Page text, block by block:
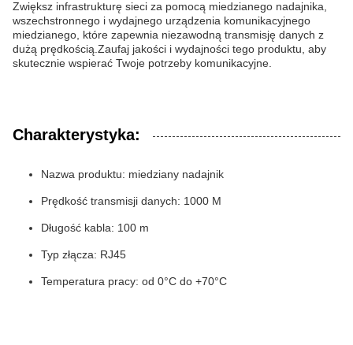
Zwiększ infrastrukturę sieci za pomocą miedzianego nadajnika,
wszechstronnego i wydajnego urządzenia komunikacyjnego
miedzianego, które zapewnia niezawodną transmisję danych z
dużą prędkością.Zaufaj jakości i wydajności tego produktu, aby
skutecznie wspierać Twoje potrzeby komunikacyjne.
Charakterystyka:
Nazwa produktu: miedziany nadajnik
Prędkość transmisji danych: 1000 M
Długość kabla: 100 m
Typ złącza: RJ45
Temperatura pracy: od 0°C do +70°C